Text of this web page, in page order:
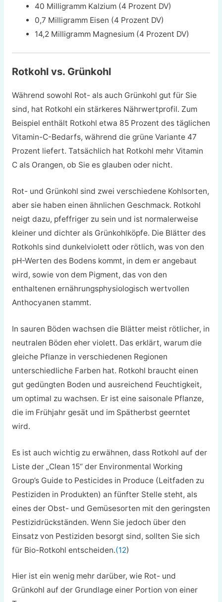
40 Milligramm Kalzium (4 Prozent DV)
0,7 Milligramm Eisen (4 Prozent DV)
14,2 Milligramm Magnesium (4 Prozent DV)
Rotkohl vs. Grünkohl
Während sowohl Rot- als auch Grünkohl gut für Sie
sind, hat Rotkohl ein stärkeres Nährwertprofil. Zum
Beispiel enthält Rotkohl etwa 85 Prozent des täglichen
Vitamin-C-Bedarfs, während die grüne Variante 47
Prozent liefert. Tatsächlich hat Rotkohl mehr Vitamin
C als Orangen, ob Sie es glauben oder nicht.
Rot- und Grünkohl sind zwei verschiedene Kohlsorten,
aber sie haben einen ähnlichen Geschmack. Rotkohl
neigt dazu, pfeffriger zu sein und ist normalerweise
kleiner und dichter als Grünkohlköpfe. Die Blätter des
Rotkohls sind dunkelviolett oder rötlich, was von den
pH-Werten des Bodens kommt, in dem er angebaut
wird, sowie von dem Pigment, das von den
enthaltenen ernährungsphysiologisch wertvollen
Anthocyanen stammt.
In sauren Böden wachsen die Blätter meist rötlicher, in
neutralen Böden eher violett. Das erklärt, warum die
gleiche Pflanze in verschiedenen Regionen
unterschiedliche Farben hat. Rotkohl braucht einen
gut gedüngten Boden und ausreichend Feuchtigkeit,
um optimal zu wachsen. Er ist eine saisonale Pflanze,
die im Frühjahr gesät und im Spätherbst geerntet
wird.
Es ist auch wichtig zu erwähnen, dass Rotkohl auf der
Liste der „Clean 15“ der Environmental Working
Group’s Guide to Pesticides in Produce (Leitfaden zu
Pestiziden in Produkten) an fünfter Stelle steht, als
eines der Obst- und Gemüsesorten mit den geringsten
Pestizidrückständen. Wenn Sie jedoch über den
Einsatz von Pestiziden besorgt sind, sollten Sie sich
für Bio-Rotkohl entscheiden.(12)
Hier ist ein wenig mehr darüber, wie Rot- und
Grünkohl auf der Grundlage einer Portion von einer